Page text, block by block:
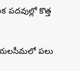
పదవుల్లో కొత్త
పలు